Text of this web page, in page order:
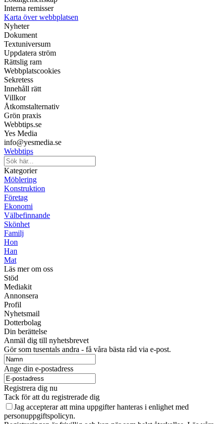
Interna remisser
Karta över webbplatsen
Nyheter
Dokument
Textuniversum
Uppdatera ström
Rättslig ram
Webbplatscookies
Sekretess
Innehåll rätt
Villkor
Åtkomstalternativ
Grön praxis
Webbtips.se
Yes Media
info@yesmedia.se
Webbtips
Kategorier
Möblering
Konstruktion
Företag
Ekonomi
Välbefinnande
Skönhet
Familj
Hon
Han
Mat
Läs mer om oss
Stöd
Mediakit
Annonsera
Profil
Nyhetsmail
Dotterbolag
Din berättelse
Anmäl dig till nyhetsbrevet
Gör som tusentals andra - få våra bästa råd via e-post.
Ange din e-postadress
Registrera dig nu
Tack för att du registrerade dig
Jag accepterar att mina uppgifter hanteras i enlighet med
personuppgiftspolicyn.